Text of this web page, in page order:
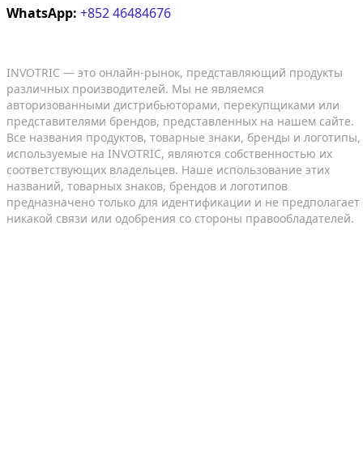
WhatsApp: +852 46484676
INVOTRIC — это онлайн-рынок, представляющий продукты
различных производителей. Мы не являемся
авторизованными дистрибьюторами, перекупщиками или
представителями брендов, представленных на нашем сайте.
Все названия продуктов, товарные знаки, бренды и логотипы,
используемые на INVOTRIC, являются собственностью их
соответствующих владельцев. Наше использование этих
названий, товарных знаков, брендов и логотипов
предназначено только для идентификации и не предполагает
никакой связи или одобрения со стороны правообладателей.